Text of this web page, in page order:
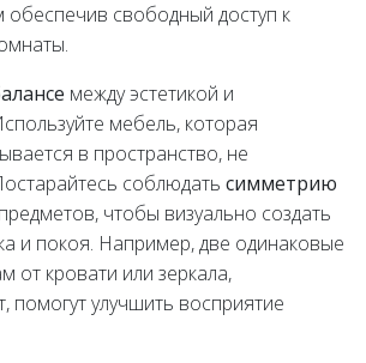
обеспечив свободный доступ к
между эстетикой и
мебель, которая
в пространство, не
соблюдать симметрию
чтобы визуально создать
и покоя. Например, две одинаковые
от кровати или зеркала,
улучшить восприятие